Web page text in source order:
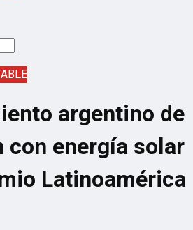
argentino de
energía solar
Latinoamérica